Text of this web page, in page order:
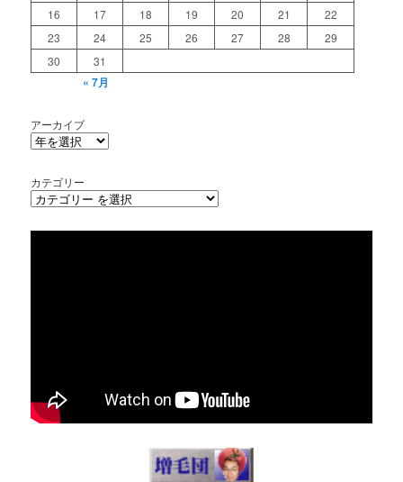
16
17 18 19 20 21
22
23
24 25 26 27 28
29
30
31
« 7月
アーカイブ
カテゴリー